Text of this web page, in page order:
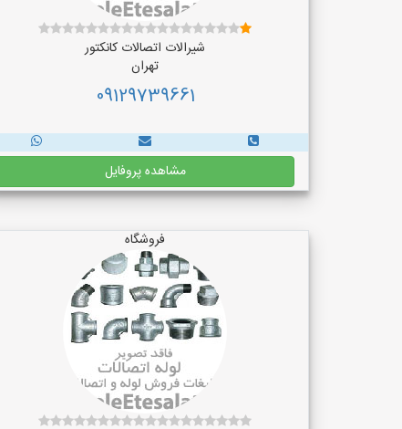
شیرالات اتصالات کانکتور
تهران
09129739661
مشاهده پروفایل
فروشگاه